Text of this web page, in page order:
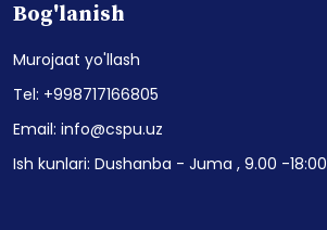
Bog'lanish
Murojaat yo'llash
Tel: +998717166805
Email: info@cspu.uz
Ish kunlari: Dushanba - Juma , 9.00 -18:00